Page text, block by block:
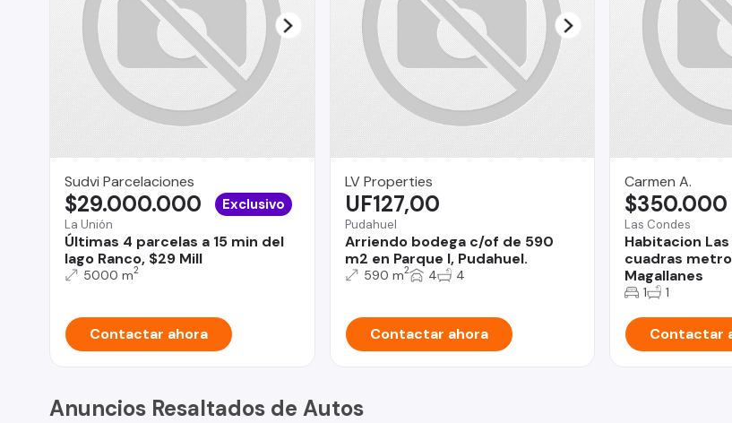
Sudvi Parcelaciones
La Unión
Últimas 4 parcelas a 15 min del
lago Ranco, $29 Mill
$29.000.000 Exclusivo
5000 m2
Contactar ahora
LV Properties
Pudahuel
Arriendo bodega c/of de 590
m2 en Parque I, Pudahuel.
UF127,00
590 m2 4 4
Contactar ahora
Carmen A.
Las Condes
Habitacion
cuadras
Magallanes
$350.000
1 1
Contactar
Anuncios Resaltados de Autos